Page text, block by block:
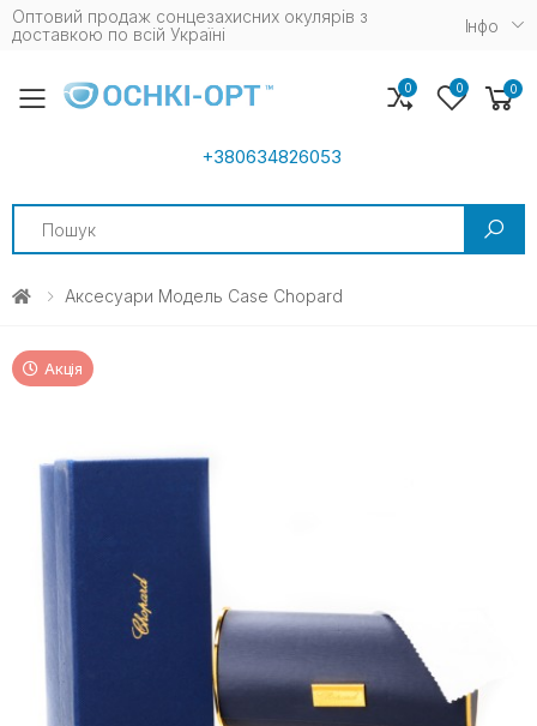
Оптовий продаж сонцезахисних окулярів з
доставкою по всій Україні
Iнфо
Toggle mobile menu
+380634826053
Search
0 0 0
Аксесуари Модель Case Chopard
Акція